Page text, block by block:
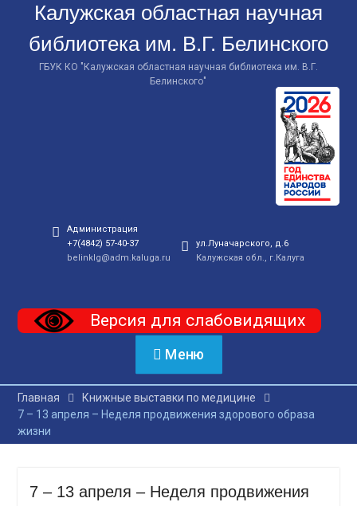
Калужская областная научная
библиотека им. В.Г. Белинского
ГБУК КО "Калужская областная научная библиотека им. В.Г.
Белинского"
Администрация
+7(4842) 57-40-37
belinklg@adm.kaluga.ru
ул.Луначарского, д.6
Калужская обл., г.Калуга
Версия для слабовидящих
Меню
Главная
Книжные выставки по медицине
7 – 13 апреля – Неделя продвижения здорового образа
жизни
7 – 13 апреля – Неделя продвижения